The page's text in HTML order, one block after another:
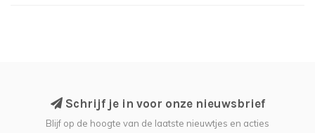
Schrijf je in voor onze nieuwsbrief
Blijf op de hoogte van de laatste nieuwtjes en acties